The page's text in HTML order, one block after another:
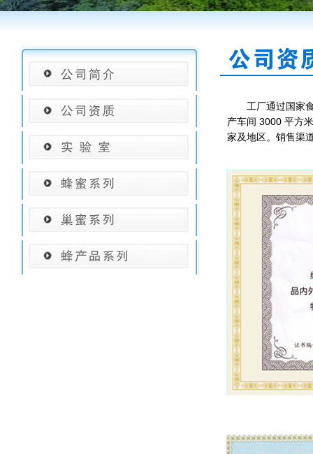
工厂通过国家食
产车间 3000 平方
家及地区。销售渠